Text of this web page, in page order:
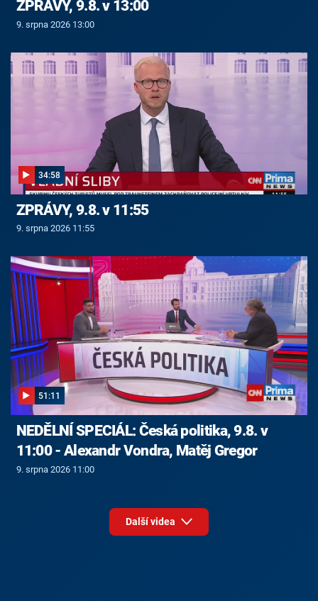
ZPRÁVY, 9.8. v 13:00
9. srpna 2026 13:00
34:58
ZPRÁVY, 9.8. v 11:55
9. srpna 2026 11:55
51:11
NEDĚLNÍ SPECIÁL: Česká politika, 9.8. v
11:00 - Alexandr Vondra, Matěj Gregor
9. srpna 2026 11:00
Další videa